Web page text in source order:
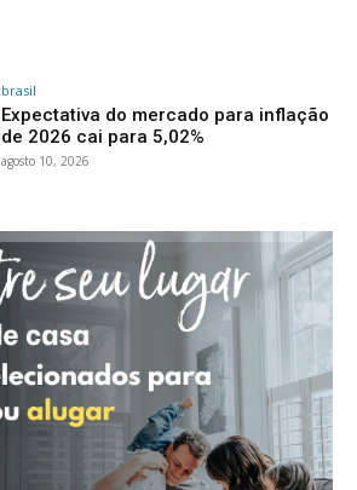
brasil
Expectativa do mercado para inflação
de 2026 cai para 5,02%
agosto 10, 2026